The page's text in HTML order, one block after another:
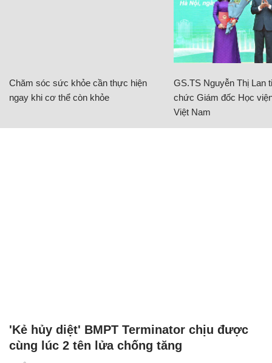
Chăm sóc sức khỏe cần thực hiện
ngay khi cơ thể còn khỏe
GS.TS Nguyễn Thị Lan
chức Giám đốc Học
Việt Nam
'Kẻ hủy diệt' BMPT Terminator chịu được
cùng lúc 2 tên lửa chống tăng